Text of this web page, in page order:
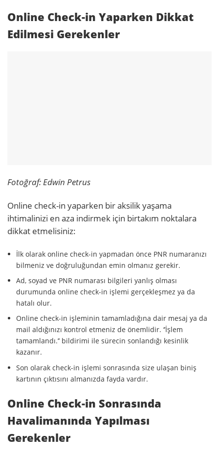
Online Check-in Yaparken Dikkat
Edilmesi Gerekenler
Fotoğraf: Edwin Petrus
Online check-in yaparken bir aksilik yaşama
ihtimalinizi en aza indirmek için birtakım noktalara
dikkat etmelisiniz:
İlk olarak online check-in yapmadan önce PNR numaranızı
bilmeniz ve doğruluğundan emin olmanız gerekir.
Ad, soyad ve PNR numarası bilgileri yanlış olması
durumunda online check-in işlemi gerçekleşmez ya da
hatalı olur.
Online check-in işleminin tamamladığına dair mesaj ya da
mail aldığınızı kontrol etmeniz de önemlidir. ‘’İşlem
tamamlandı.’’ bildirimi ile sürecin sonlandığı kesinlik
kazanır.
Son olarak check-in işlemi sonrasında size ulaşan biniş
kartının çıktısını almanızda fayda vardır.
Online Check-in Sonrasında
Havalimanında Yapılması
Gerekenler